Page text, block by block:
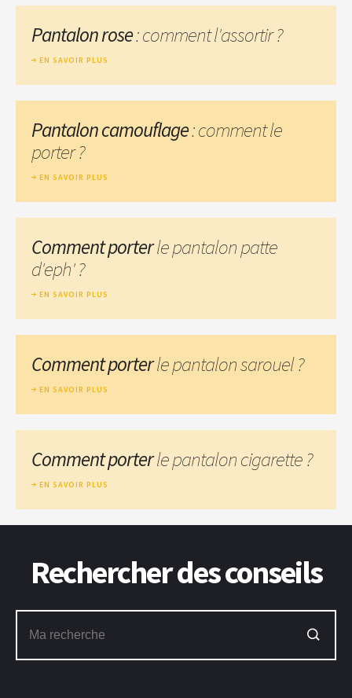
Pantalon rose: comment l'assortir ?
EN SAVOIR PLUS
Pantalon camouflage: comment le
porter ?
EN SAVOIR PLUS
Comment porterle pantalon patte
d'eph' ?
EN SAVOIR PLUS
Comment porterle pantalon sarouel ?
EN SAVOIR PLUS
Comment porterle pantalon cigarette ?
EN SAVOIR PLUS
Rechercher des conseils